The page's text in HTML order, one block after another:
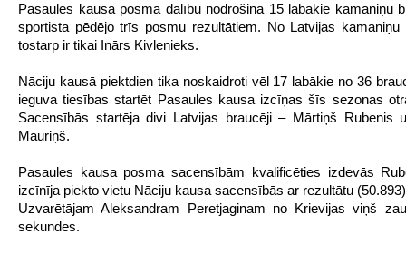
Pasaules kausa posmā dalību nodrošina 15 labākie kamaniņu
sportista pēdējo trīs posmu rezultātiem. No Latvijas kamaniņu
tostarp ir tikai Inārs Kivlenieks.
Nāciju kausā piektdien tika noskaidroti vēl 17 labākie no 36
ieguva tiesības startēt Pasaules kausa izcīņas šīs sezonas
Sacensībās startēja divi Latvijas braucēji – Mārtiņš Rubenis
Mauriņš.
Pasaules kausa posma sacensībām kvalificēties izdevās
izcīnīja piekto vietu Nāciju kausa sacensībās ar rezultātu
Uzvarētājam Aleksandram Peretjaginam no Krievijas viņš
sekundes.